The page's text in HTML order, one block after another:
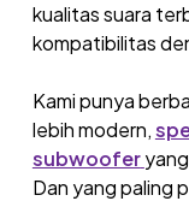
kualitas suara
kompatibilitas
Kami punya
lebih modern,
subwoofer
Dan yang paling